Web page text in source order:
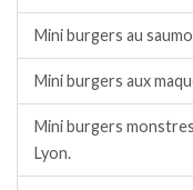
Mini burgers au
Mini burgers aux
Mini burgers
Lyon.